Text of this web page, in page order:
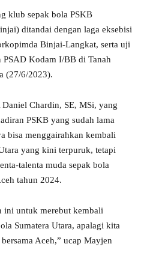
klub sepak bola PSKB
ditandai dengan laga eksebisi
Binjai-Langkat, serta uji
PSAD Kodam I/BB di Tanah
(27/6/2023).
Chardin, SE, MSi, yang
PSKB yang sudah lama
bisa menggairahkan kembali
yang kini terpuruk, tetapi
talenta muda sepak bola
tahun 2024.
ini untuk merebut kembali
Sumatera Utara, apalagi kita
Aceh,” ucap Mayjen